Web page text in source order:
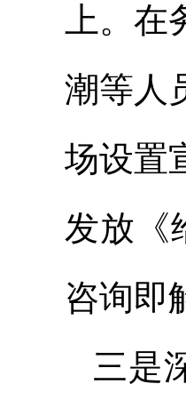
上。
潮等人
场设置
发放《
咨询即
三是